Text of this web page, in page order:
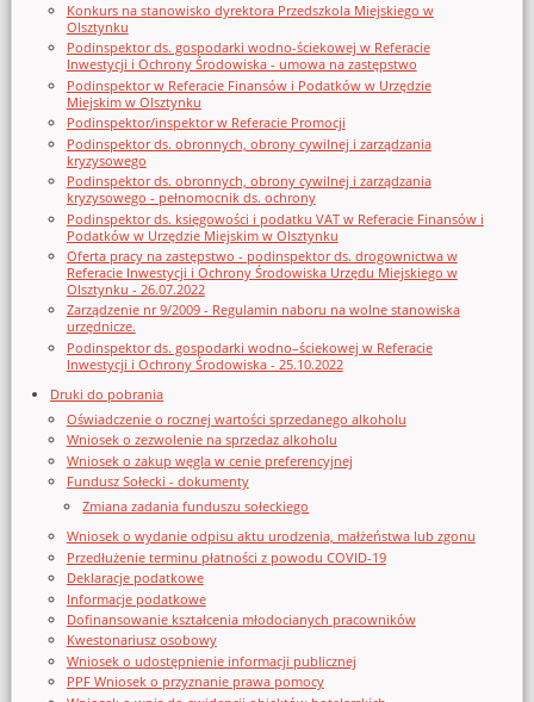
Konkurs na stanowisko dyrektora Przedszkola Miejskiego w
Olsztynku
Podinspektor ds. gospodarki wodno-ściekowej w Referacie
Inwestycji i Ochrony Środowiska - umowa na zastępstwo
Podinspektor w Referacie Finansów i Podatków w Urzędzie
Miejskim w Olsztynku
Podinspektor/inspektor w Referacie Promocji
Podinspektor ds. obronnych, obrony cywilnej i zarządzania
kryzysowego
Podinspektor ds. obronnych, obrony cywilnej i zarządzania
kryzysowego - pełnomocnik ds. ochrony
Podinspektor ds. księgowości i podatku VAT w Referacie Finansów i
Podatków w Urzędzie Miejskim w Olsztynku
Oferta pracy na zastępstwo - podinspektor ds. drogownictwa w
Referacie Inwestycji i Ochrony Środowiska Urzędu Miejskiego w
Olsztynku - 26.07.2022
Zarządzenie nr 9/2009 - Regulamin naboru na wolne stanowiska
urzędnicze.
Podinspektor ds. gospodarki wodno–ściekowej w Referacie
Inwestycji i Ochrony Środowiska - 25.10.2022
Druki do pobrania
Oświadczenie o rocznej wartości sprzedanego alkoholu
Wniosek o zezwolenie na sprzedaz alkoholu
Wniosek o zakup węgla w cenie preferencyjnej
Fundusz Sołecki - dokumenty
Zmiana zadania funduszu sołeckiego
Wniosek o wydanie odpisu aktu urodzenia, małżeństwa lub zgonu
Przedłużenie terminu płatności z powodu COVID-19
Deklaracje podatkowe
Informacje podatkowe
Dofinansowanie kształcenia młodocianych pracowników
Kwestonariusz osobowy
Wniosek o udostępnienie informacji publicznej
PPF Wniosek o przyznanie prawa pomocy